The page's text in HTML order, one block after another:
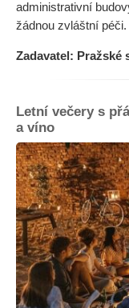
administrativní
žádnou zvláštní péči.
Zadavatel: Pražské
Letní večery s
a víno